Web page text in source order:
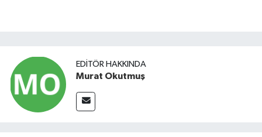
EDITÖR HAKKINDA
Murat Okutmuş